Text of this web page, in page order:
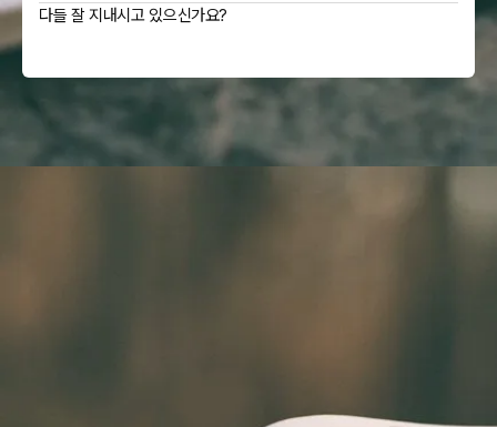
다들 잘 지내시고 있으신가요?